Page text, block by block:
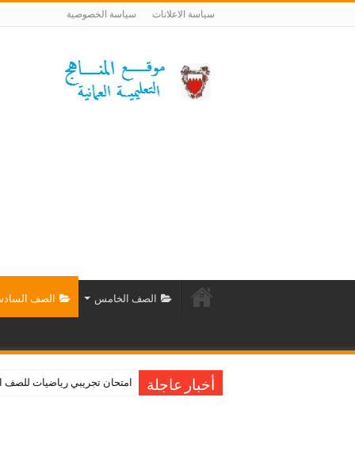
سياسة الاعلانات سياسة الخصوصية
الصف الخامس الصف
أخبار عاجلة امتحان تجريبي رياضيات للصف العاشر نهاية
حل اسئلة درس المعطي المانع